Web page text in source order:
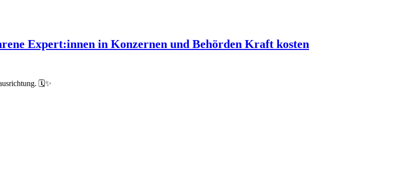
Expert:innen in Konzernen und Behörden Kraft kosten
🗓️✨